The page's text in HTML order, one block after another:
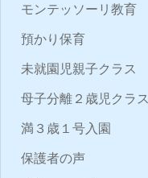
モンテッソーリ教育
預かり保育
未就園児親子クラス
母子分離２歳児クラス
満３歳１号入園
保護者の声